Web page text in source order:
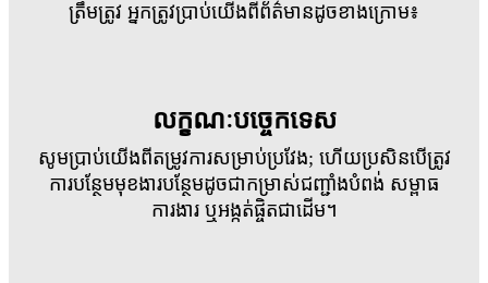
ត្រឹមត្រូវ អ្នកត្រូវប្រាប់យើងពីព័ត៌មានដូចខាងក្រោម៖
លក្ខណៈបច្ចេកទេស
សូមប្រាប់យើងពីតម្រូវការសម្រាប់ប្រវែង; ហើយប្រសិនបើត្រូវ
ការបន្ថែមមុខងារបន្ថែមដូចជាកម្រាស់ជញ្ជាំងបំពង់ សម្ពាធ
ការងារ ឬអង្កត់ផ្ចិតជាដើម។